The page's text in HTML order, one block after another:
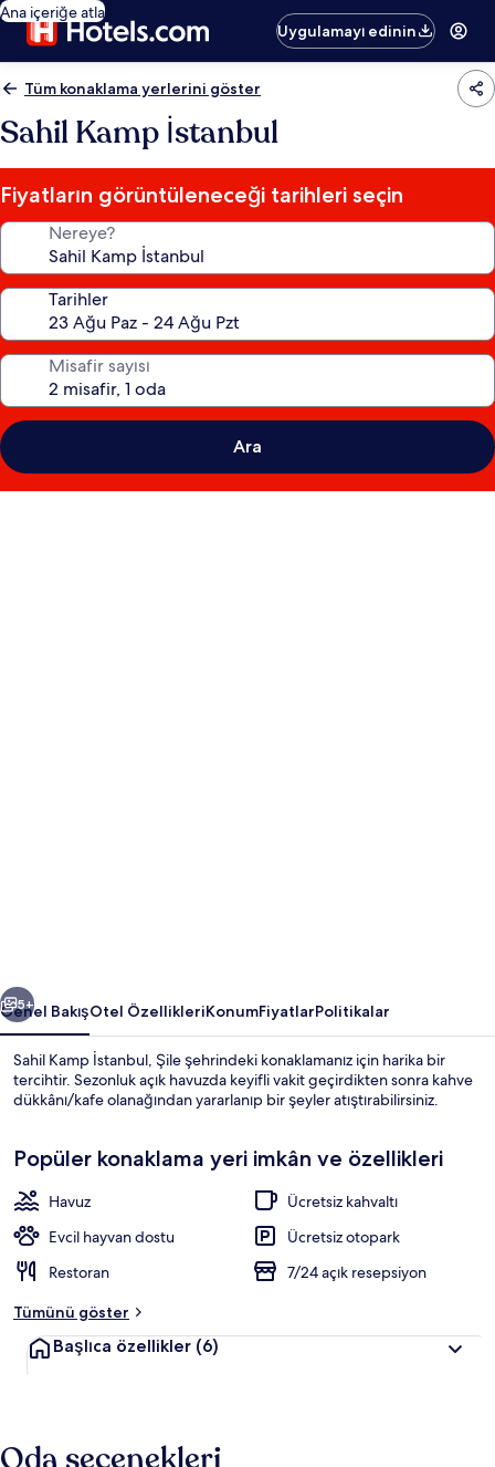
Ana içeriğe atla
Uygulamayı edinin
Tüm konaklama yerlerini göster
Sahil Kamp İstanbul
Fiyatların görüntüleneceği tarihleri seçin
Nereye?
Tarihler
Misafir sayısı
Ara
Standard Stone House | 1 yatak odası
Sonraki
5+
Genel BakışOtel ÖzellikleriKonumFiyatlarPolitikalar
Sahil Kamp İstanbul, Şile şehrindeki konaklamanız için harika bir
tercihtir. Sezonluk açık havuzda keyifli vakit geçirdikten sonra kahve
dükkânı/kafe olanağından yararlanıp bir şeyler atıştırabilirsiniz.
Popüler konaklama yeri imkân ve özellikleri
Havuz
Ücretsiz kahvaltı
Evcil hayvan dostu
Ücretsiz otopark
Restoran
7/24 açık resepsiyon
Tümünü göster
Başlıca özellikler (6)